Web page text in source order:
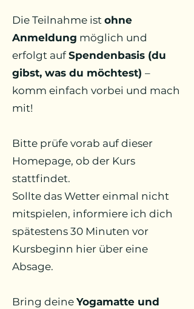
Die Teilnahme ist ohne
Anmeldung möglich und
erfolgt aufSpendenbasis (du
gibst, was du möchtest) –
komm einfach vorbei und mach
mit!
Bitte prüfe vorab auf dieser
Homepage, ob der Kurs
stattfindet.
Sollte das Wetter einmal nicht
mitspielen, informiere ich dich
spätestens 30 Minuten vor
Kursbeginn hier über eine
Absage.
Bring deine Yogamatte und